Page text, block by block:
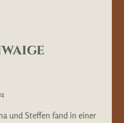
und Steffen fand in einer